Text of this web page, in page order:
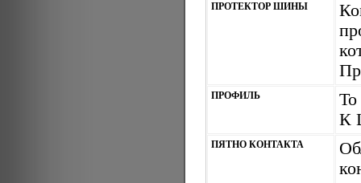
ПРОТЕКТОР ШИНЫ
ПРОФИЛЬ
К
ПЯТНО КОНТАКТА